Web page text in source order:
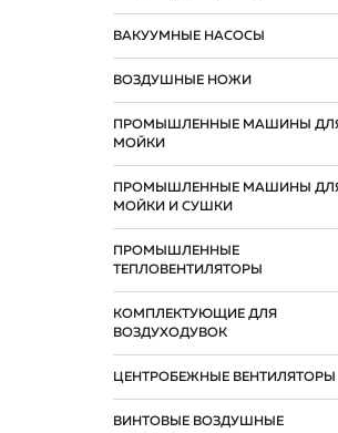
ВАКУУМНЫЕ НАСОСЫ
ВОЗДУШНЫЕ НОЖИ
ПРОМЫШЛЕННЫЕ МАШИНЫ
МОЙКИ
ПРОМЫШЛЕННЫЕ МАШИНЫ
МОЙКИ И СУШКИ
ПРОМЫШЛЕННЫЕ
ТЕПЛОВЕНТИЛЯТОРЫ
КОМПЛЕКТУЮЩИЕ ДЛЯ
ВОЗДУХОДУВОК
ЦЕНТРОБЕЖНЫЕ ВЕНТИЛЯТОРЫ
ВИНТОВЫЕ ВОЗДУШНЫЕ